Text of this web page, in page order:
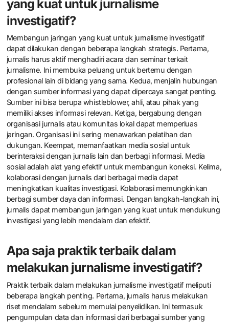
yang kuat untuk jurnalisme
investigatif?
Membangun jaringan yang kuat untuk jurnalisme investigatif
dapat dilakukan dengan beberapa langkah strategis. Pertama,
jurnalis harus aktif menghadiri acara dan seminar terkait
jurnalisme. Ini membuka peluang untuk bertemu dengan
profesional lain di bidang yang sama. Kedua, menjalin hubungan
dengan sumber informasi yang dapat dipercaya sangat penting.
Sumber ini bisa berupa whistleblower, ahli, atau pihak yang
memiliki akses informasi relevan. Ketiga, bergabung dengan
organisasi jurnalis atau komunitas lokal dapat memperluas
jaringan. Organisasi ini sering menawarkan pelatihan dan
dukungan. Keempat, memanfaatkan media sosial untuk
berinteraksi dengan jurnalis lain dan berbagi informasi. Media
sosial adalah alat yang efektif untuk membangun koneksi. Kelima,
kolaborasi dengan jurnalis dari berbagai media dapat
meningkatkan kualitas investigasi. Kolaborasi memungkinkan
berbagi sumber daya dan informasi. Dengan langkah-langkah ini,
jurnalis dapat membangun jaringan yang kuat untuk mendukung
investigasi yang lebih mendalam dan efektif.
Apa saja praktik terbaik dalam
melakukan jurnalisme investigatif?
Praktik terbaik dalam melakukan jurnalisme investigatif meliputi
beberapa langkah penting. Pertama, jurnalis harus melakukan
riset mendalam sebelum memulai penyelidikan. Ini termasuk
pengumpulan data dan informasi dari berbagai sumber yang